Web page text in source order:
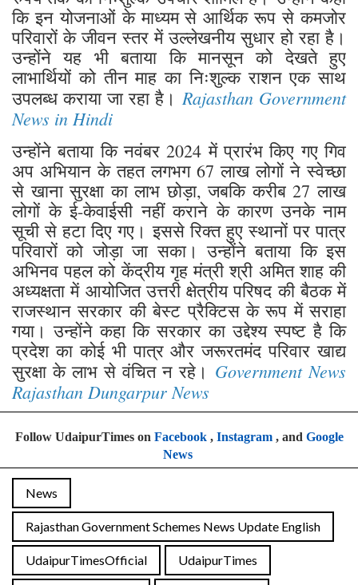
कि इन योजनाओं के माध्यम से आर्थिक रूप से कमजोर
परिवारों के जीवन स्तर में उल्लेखनीय सुधार हो रहा है।
उन्होंने यह भी बताया कि मानसून को देखते हुए
लाभार्थियों को तीन माह का निःशुल्क राशन एक साथ
उपलब्ध कराया जा रहा है।Rajasthan Government
News in Hindi
उन्होंने बताया कि नवंबर 2024 में प्रारंभ किए गए गिव
अप अभियान के तहत लगभग 67 लाख लोगों ने स्वेच्छा
से खाना सुरक्षा का लाभ छोड़ा, जबकि करीब 27 लाख
लोगों के ई-केवाईसी नहीं कराने के कारण उनके नाम
सूची से हटा दिए गए। इससे रिक्त हुए स्थानों पर पात्र
परिवारों को जोड़ा जा सका। उन्होंने बताया कि इस
अभिनव पहल को केंद्रीय गृह मंत्री श्री अमित शाह की
अध्यक्षता में आयोजित उत्तरी क्षेत्रीय परिषद की बैठक में
राजस्थान सरकार की बेस्ट प्रैक्टिस के रूप में सराहा
गया। उन्होंने कहा कि सरकार का उद्देश्य स्पष्ट है कि
प्रदेश का कोई भी पात्र और जरूरतमंद परिवार खाद्य
सुरक्षा के लाभ से वंचित न रहे। Government News
Rajasthan Dungarpur News
Follow UdaipurTimes on Facebook, Instagram, and Google
News
News
Rajasthan Government Schemes News Update English
UdaipurTimesOfficial UdaipurTimes